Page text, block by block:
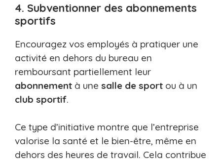
4. Subventionner des abonnements
sportifs
Encouragez vos employés à pratiquer une
activité en dehors du bureau en
remboursant partiellement leur
abonnement à une salle de sport ou à un
club sportif.
Ce type d’initiative montre que l’entreprise
valorise la santé et le bien-être, même en
dehors des heures de travail. Cela contribue